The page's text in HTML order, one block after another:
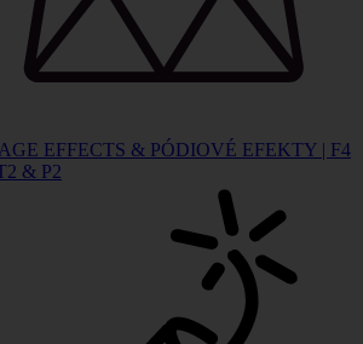
EFFECTS & PÓDIOVÉ EFEKTY | F4
& P2